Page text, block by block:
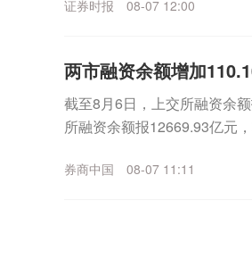
证券时报 08-07 12:00
两市融资余额增加
截至8月6日，上交所融资余
所融资余额报12669.93亿元
券商中国 08-07 11:11